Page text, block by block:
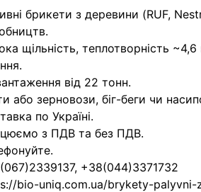
брикети з деревини (RUF,
щільність, теплотворність
від 22 тонн.
або зерновози, біг-беги чи
по Україні.
з ПДВ та без ПДВ.
+38(044)3371732
bio-uniq.com.ua/brykety-